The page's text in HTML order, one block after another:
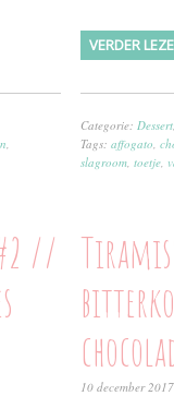
VERDER
Categorie: Dessert,
Tags: affogato
slagroom, toetje,
//
10 december 2017